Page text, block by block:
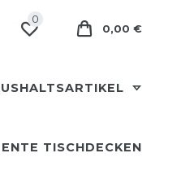
0
0,00 €
TISCHDECKEN